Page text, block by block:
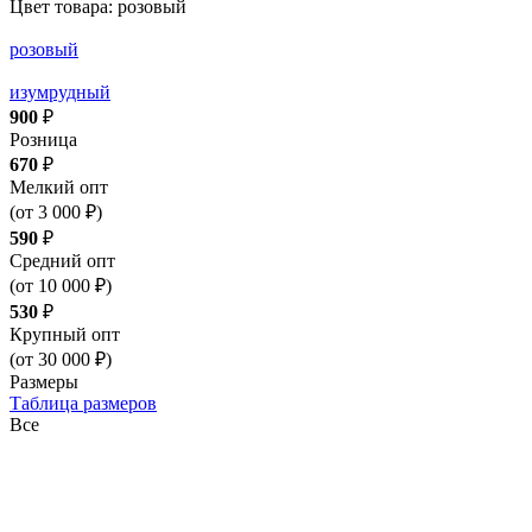
Цвет товара: розовый
розовый
изумрудный
900 ₽
Розница
670 ₽
Мелкий опт
(от 3 000 ₽)
590 ₽
Средний опт
(от 10 000 ₽)
530 ₽
Крупный опт
(от 30 000 ₽)
Размеры
Таблица размеров
Все